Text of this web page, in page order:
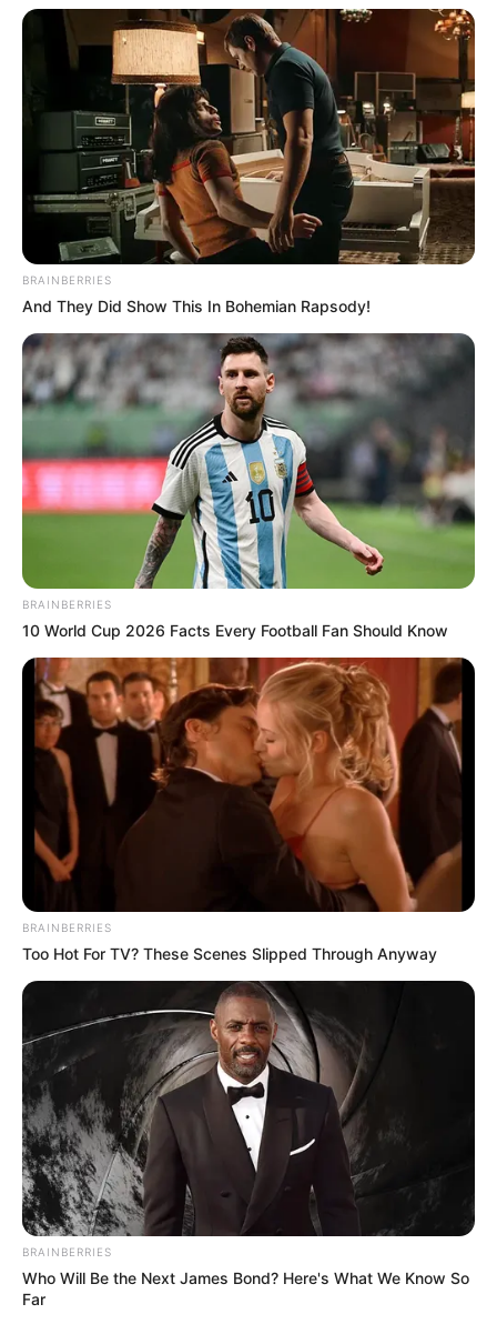
TAGS
ΧΑΛΚΙΔΑ ΝΕΑ
BRAINBERRIES
And They Did Show This In Bohemian Rapsody!
BRAINBERRIES
10 World Cup 2026 Facts Every Football Fan Should Know
BRAINBERRIES
Too Hot For TV? These Scenes Slipped Through Anyway
BRAINBERRIES
Who Will Be the Next James Bond? Here's What We Know So
Far